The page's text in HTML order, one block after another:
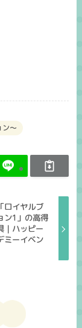
ン～
ロイヤルブ
ン1」の高得
｜ハッピー
ミーイベン